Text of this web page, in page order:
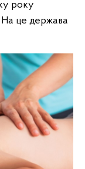
року
На це держава